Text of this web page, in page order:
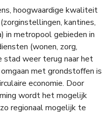
hoogwaardige kwaliteit
kantines,
in metropool gebieden in
(wonen, zorg,
stad weer terug naar het
met grondstoffen is
economie. Door
wordt het mogelijk
regionaal mogelijk te